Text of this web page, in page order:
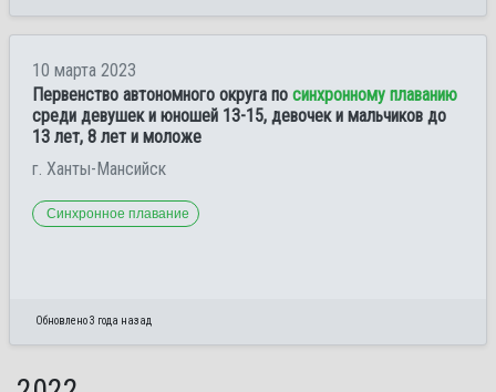
10 марта 2023
Первенство автономного округа по синхронному плаванию
среди девушек и юношей 13-15, девочек и мальчиков до
13 лет, 8 лет и моложе
г. Ханты-Мансийск
Синхронное плавание
Обновлено 3 года назад